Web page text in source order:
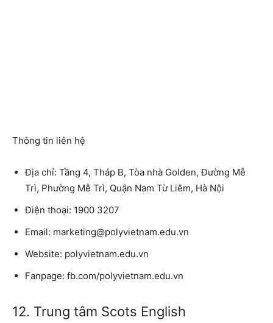
Thông tin liên hệ
Địa chỉ: Tầng 4, Tháp B, Tòa nhà Golden, Đường Mễ
Trì, Phường Mễ Trì, Quận Nam Từ Liêm, Hà Nội
Điện thoại: 1900 3207
Email: marketing@polyvietnam.edu.vn
Website: polyvietnam.edu.vn
Fanpage: fb.com/polyvietnam.edu.vn
12. Trung tâm Scots English